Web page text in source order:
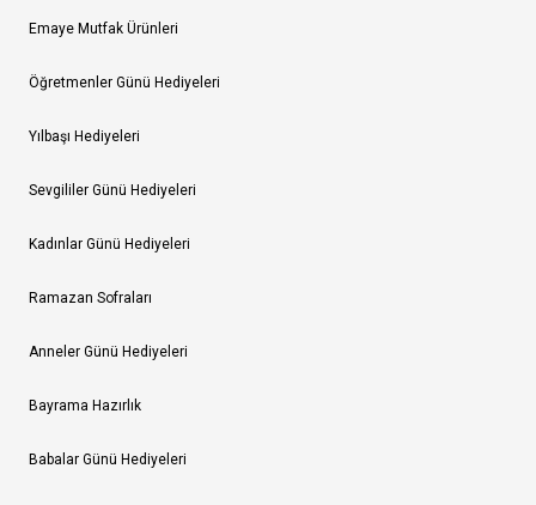
Emaye Mutfak Ürünleri
Öğretmenler Günü Hediyeleri
Yılbaşı Hediyeleri
Sevgililer Günü Hediyeleri
Kadınlar Günü Hediyeleri
Ramazan Sofraları
Anneler Günü Hediyeleri
Bayrama Hazırlık
Babalar Günü Hediyeleri